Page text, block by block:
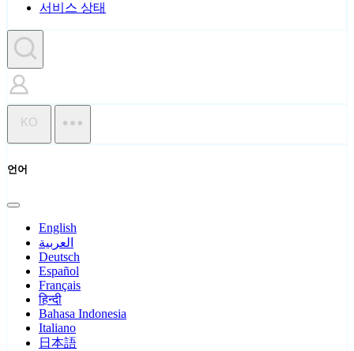
서비스 상태
KO
언어
English
العربية
Deutsch
Español
Français
हिन्दी
Bahasa Indonesia
Italiano
日本語